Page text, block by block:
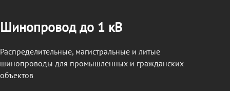
Шинопровод до 1 кВ
Распределительные, магистральные и литые
шинопроводы для промышленных и гражданских
объектов